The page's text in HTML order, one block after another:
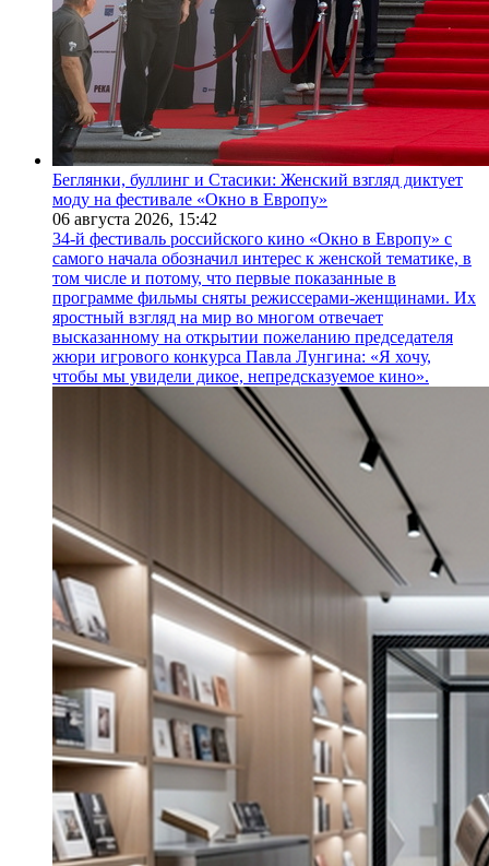
Беглянки, буллинг и Стасики: Женский взгляд диктует
моду на фестивале «Окно в Европу»
06 августа 2026, 15:42
34-й фестиваль российского кино «Окно в Европу» с
самого начала обозначил интерес к женской тематике, в
том числе и потому, что первые показанные в
программе фильмы сняты режиссерами-женщинами. Их
яростный взгляд на мир во многом отвечает
высказанному на открытии пожеланию председателя
жюри игрового конкурса Павла Лунгина: «Я хочу,
чтобы мы увидели дикое, непредсказуемое кино».